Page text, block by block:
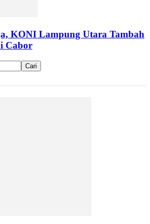
KONI Lampung Utara Tambah
Cabor